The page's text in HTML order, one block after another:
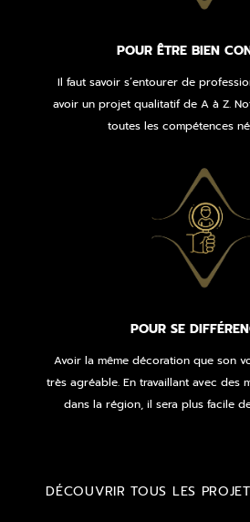
POUR ÊTRE BIEN
Il faut savoir s’entourer de
avoir un projet qualitatif de A à Z.
toutes les compétences
POUR SE
Avoir la même décoration que son
très agréable. En travaillant avec des
dans la région, il sera plus facile
DÉCOUVRIR TOUS LES